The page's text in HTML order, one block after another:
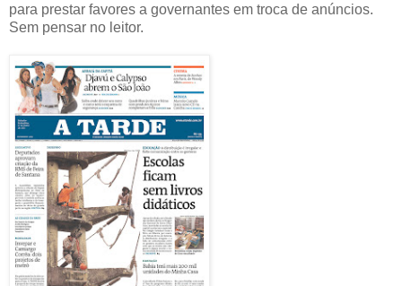
para prestar favores a governantes em troca de anúncios.
Sem pensar no leitor.